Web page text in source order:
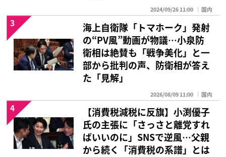
2024/09/26 11:00 国内
海上自衛隊「トマホーク」発射
の“PV風”動画が物議…小泉防
衛相は絶賛も「戦争美化」と一
部から批判の声、防衛相が答え
た「見解」
2026/08/09 11:00 国内
3
【消費税減税に反旗】小渕優子
氏の主張に「さっさと離党すれ
ばいいのに」SNSで逆風…父親
から続く「消費税の系譜」とは
4